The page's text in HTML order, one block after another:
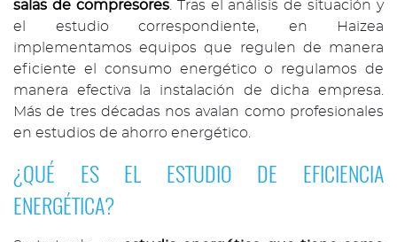
salas de compresores. Tras el análisis de situación y
el estudio correspondiente, en Haizea
implementamos equipos que regulen de manera
eficiente el consumo energético o regulamos de
manera efectiva la instalación de dicha empresa.
Más de tres décadas nos avalan como profesionales
en estudios de ahorro energético.
¿QUÉ ES EL ESTUDIO DE EFICIENCIA
ENERGÉTICA?